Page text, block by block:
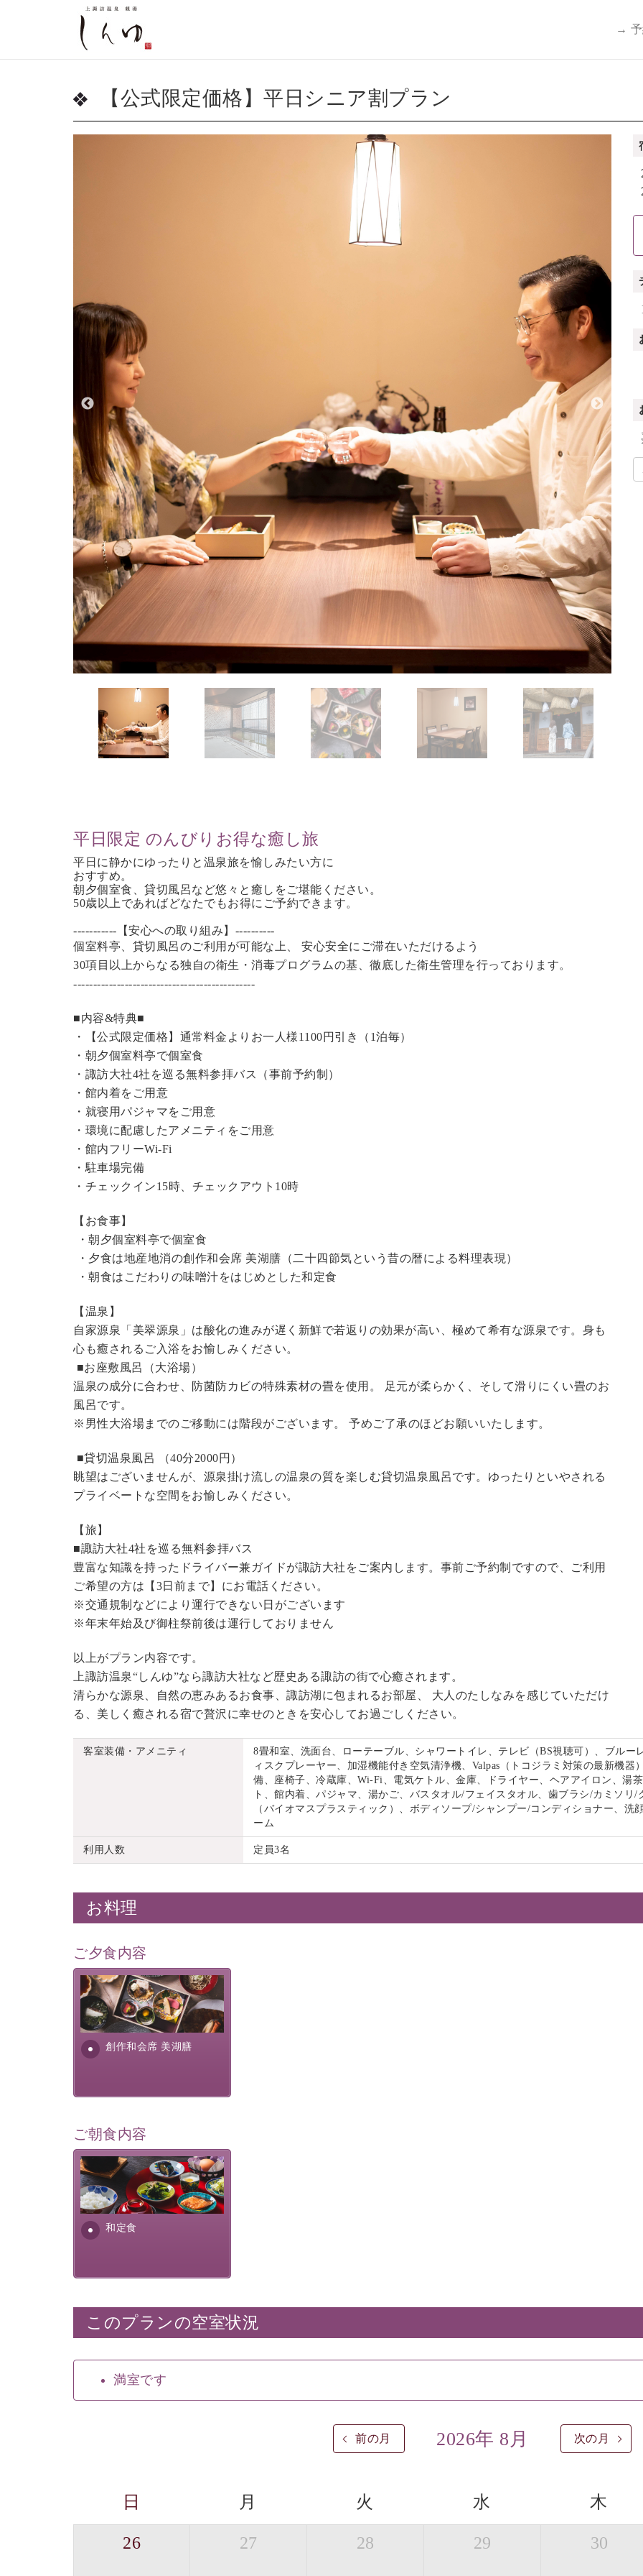
→ 予
【公式限定価格】平日シニア割プラン
平日限定 のんびりお得な癒し旅
平日に静かにゆったりと温泉旅を愉しみたい方に
おすすめ。
朝夕個室食、貸切風呂など悠々と癒しをご堪能ください。
50歳以上であればどなたでもお得にご予約できます。
-----------【安心への取り組み】----------
個室料亭、貸切風呂のご利用が可能な上、 安心安全にご滞在いただけるよう
30項目以上からなる独自の衛生・消毒プログラムの基、徹底した衛生管理を行っております。
----------------------------------------------
■内容&特典■
・【公式限定価格】 通常料金よりお一人様1100円引き（1泊毎）
・朝夕個室料亭で個室食
・諏訪大社4社を巡る無料参拝バス（事前予約制）
・館内着をご用意
・就寝用パジャマをご用意
・環境に配慮したアメニティをご用意
・館内フリーWi-Fi
・駐車場完備
・チェックイン15時、チェックアウト10時
【お食事】
・朝夕個室料亭で個室食
・夕食は地産地消の創作和会席 美湖膳（二十四節気という昔の暦による料理表現）
・朝食はこだわりの味噌汁をはじめとした和定食
【温泉】
自家源泉「美翠源泉」は酸化の進みが遅く新鮮で若返りの効果が高い、極めて希有な源泉です。身も
心も癒されるご入浴をお愉しみください。
■お座敷風呂（大浴場）
温泉の成分に合わせ、防菌防カビの特殊素材の畳を使用。 足元が柔らかく、そして滑りにくい畳のお
風呂です。
※男性大浴場までのご移動には階段がございます。 予めご了承のほどお願いいたします。
■貸切温泉風呂 （40分2000円）
眺望はございませんが、源泉掛け流しの温泉の質を楽しむ貸切温泉風呂です。ゆったりといやされる
プライベートな空間をお愉しみください。
【旅】
■諏訪大社4社を巡る無料参拝バス
豊富な知識を持ったドライバー兼ガイドが諏訪大社をご案内します。 事前ご予約制ですので、ご利用
ご希望の方は【3日前まで】にお電話ください。
※交通規制などにより運行できない日がございます
※年末年始及び御柱祭前後は運行しておりません
以上がプラン内容です。
上諏訪温泉“しんゆ”なら諏訪大社など歴史ある諏訪の街で心癒されます。
清らかな源泉、自然の恵みあるお食事、諏訪湖に包まれるお部屋、 大人のたしなみを感じていただけ
る、美しく癒される宿で贅沢に幸せのときを安心してお過ごしください。
客室装備・アメニティ
8畳和室、洗面台、ローテーブル、シャワートイレ、テレビ（BS視聴可）、ブルー
ィスクプレーヤー、加湿機能付き空気清浄機、Valpas（トコジラミ対策の最新機器
備、座椅子、冷蔵庫、Wi-Fi、電気ケトル、金庫、ドライヤー、ヘアアイロン、湯
ト、館内着、パジャマ、湯かご、バスタオル/フェイスタオル、歯ブラシ/カミソリ/
（バイオマスプラスティック）、ボディソープ/シャンプー/コンディショナー、洗
ーム
利用人数 定員3名
お料理
ご夕食内容
創作和会席 美湖膳
美湖膳とは諏訪の地で特別を
提供する為に料理長・神原 裕
明が考え出した創作和会席で
す。美しい諏訪湖の幸...
ご朝食内容
和定食
さっぱりとした和食膳に使わ
れる食材は、諏訪の名産品を
ふんだんに取り入れ、安心・
安全を心掛けた長野県産...
このプランの空室状況
満室です
前の月 2026年 8月 次の月
日 月 火 水 木
26 27 28 29 30